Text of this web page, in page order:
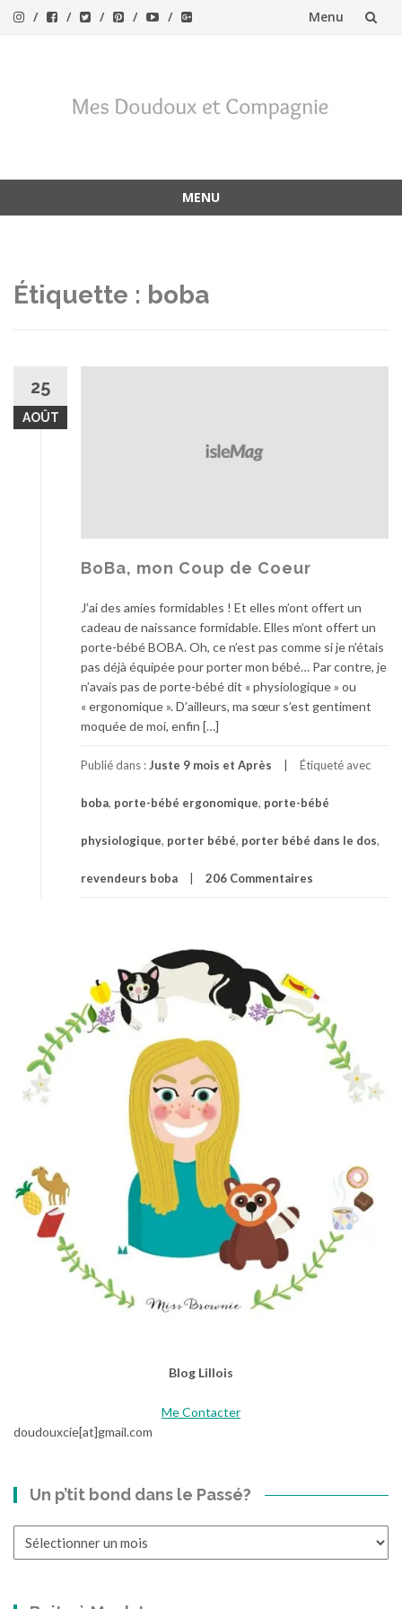
Menu
MENU
Étiquette : boba
25
AOÛT
BoBa, mon Coup de Coeur
J’ai des amies formidables ! Et elles m’ont offert un
cadeau de naissance formidable. Elles m’ont offert un
porte-bébé BOBA. Oh, ce n’est pas comme si je n’étais
pas déjà équipée pour porter mon bébé… Par contre, je
n’avais pas de porte-bébé dit « physiologique » ou
« ergonomique ». D’ailleurs, ma sœur s’est gentiment
moquée de moi, enfin […]
Publié dans :Juste 9 mois et Après Étiqueté avec
boba, porte-bébé ergonomique, porte-bébé
physiologique, porter bébé, porter bébé dans le dos,
revendeurs boba 206 Commentaires
Blog Lillois
Me Contacter
doudouxcie[at]gmail.com
Un p’tit bond dans le Passé?